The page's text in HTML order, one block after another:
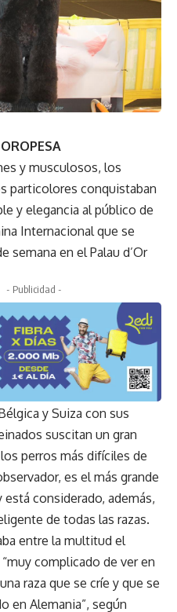
y musculosos, los
particolores conquistaban
y elegancia al público de
Internacional que se
semana en el Palau d’Or
- Publicidad -
y Suiza con sus
suscitan un gran
perros más difíciles de
es el más grande
está considerado, además,
de todas las razas.
entre la multitud el
“muy complicado de ver en
raza que se críe y que se
en Alemania”, según